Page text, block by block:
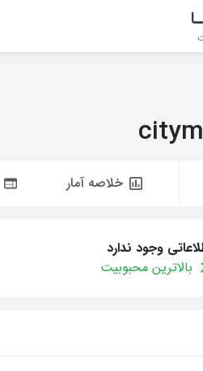
خلاصه آمار
وجود ندارد
بالاترین محبوبیت